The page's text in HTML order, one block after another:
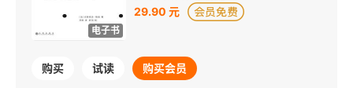
电子书
29.90 元
购买 试读 购买会员